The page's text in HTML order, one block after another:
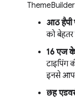
आठ हैपी
को बेहतर
16 एज
टाइपिंग
इनसे
छह